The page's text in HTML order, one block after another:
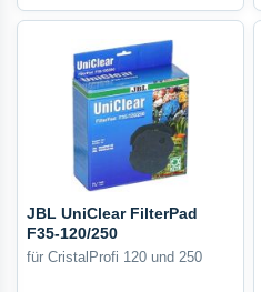
JBL UniClear FilterPad
F35-120/250
für CristalProfi 120 und 250